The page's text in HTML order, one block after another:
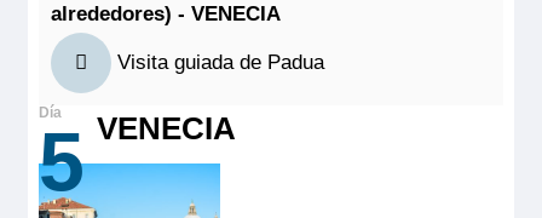
764€
Reservar
Camarote amplio y cómodo con cama grande separable,
4 anclas
alrededores) - VENECIA
Visita guiada de Padua
5 VENECIA